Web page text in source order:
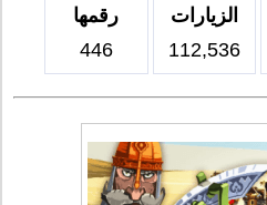
الزيارات
112,536
رقمها
446